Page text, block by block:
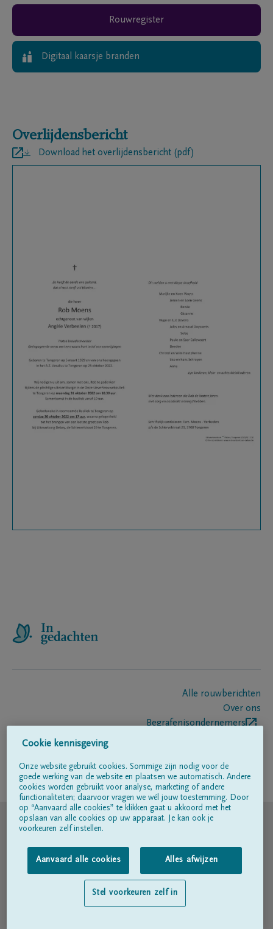
Rouwregister
Digitaal kaarsje branden
Overlijdensbericht
Download het overlijdensbericht (pdf)
Alle rouwberichten
Over ons
Begrafenisondernemers
Volg ons op
© DELA
Gebruiksvoorwaarden
Privacyverklaring
Toegankelijkheidsverklaring
Cookie kennisgeving
Onze website gebruikt cookies. Sommige zijn nodig voor de
goede werking van de website en plaatsen we automatisch. Andere
cookies worden gebruikt voor analyse, marketing of andere
functionaliteiten; daarvoor vragen we wél jouw toestemming. Door
op “Aanvaard alle cookies” te klikken gaat u akkoord met het
opslaan van alle cookies op uw apparaat. Je kan ook je
voorkeuren zelf instellen.
Aanvaard alle cookies Alles afwijzen
Stel voorkeuren zelf in